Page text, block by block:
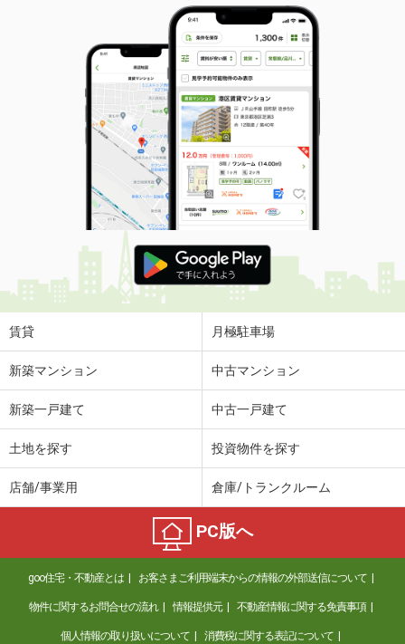
山梨県甲府市下石田２丁目
81.35m²
間取り
4LDK
山梨県甲府市丸の内２丁目
価 格
9万円
住 所
山梨県甲府市丸の内２丁目
専有面積 42.79m²
間取り
1LDK
山梨県甲府市大里町
価 格
12.20万円
住 所
山梨県甲府市大里町
専有面積
山梨県甲府市小瀬町
山梨県中央市浅利
7.30万円
住 所
山梨県中央市浅利
専有面積 70.41m²
間取り
3LDK
山梨県甲府市国玉町
賃貸 月極駐車場
新築マンション 中古マンション
新築一戸建て 中古一戸建て
土地を探す 投資物件を探す
店舗/事業用 倉庫/トランクルーム
PC版へ
goo住宅・不動産とは お客さまご利用端末からの情報の外部送信について
物件に関するお問合せの流れ 情報提供元 不動産情報に関する免責事項
個人情報の取り扱いについて 消費税に関する表記について